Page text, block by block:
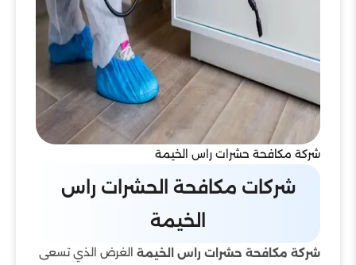
شركة مكافحة حشرات راس الخيمة
شركات مكافحة الحشرات راس
الخيمة
شركة مكافحة حشرات راس الخيمة الغرض الذي تسعى